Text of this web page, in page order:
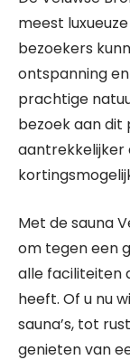
meest
bezoekers
ontspanning
prachtige
bezoek aan dit
aantrekkelijker
Met de sauna
om tegen een
alle faciliteiten
heeft. Of u nu
sauna’s, tot
genieten van